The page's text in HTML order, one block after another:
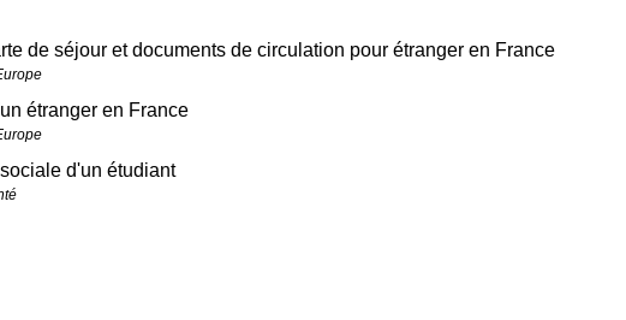
de séjour et documents de circulation pour étranger en France
étranger en France
d'un étudiant